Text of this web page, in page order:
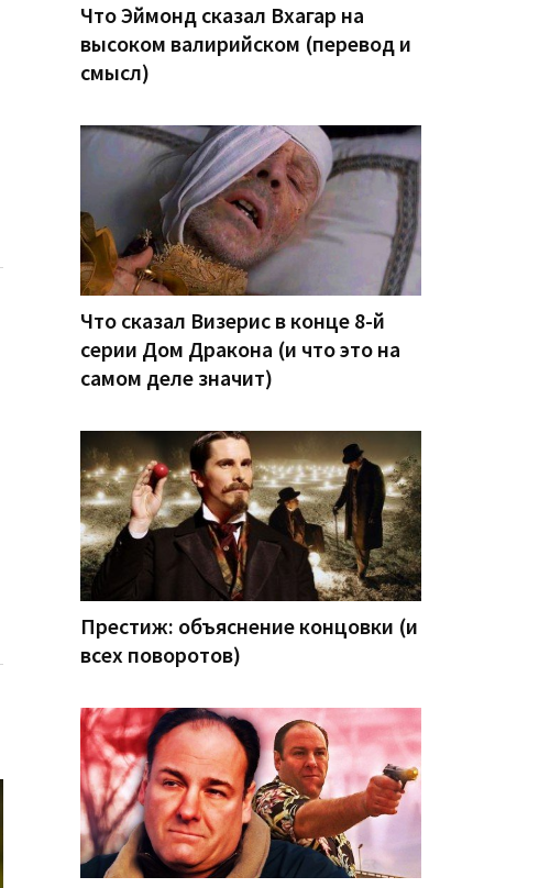
Что Эймонд сказал Вхагар на
высоком валирийском (перевод и
смысл)
Что сказал Визерис в конце 8-й
серии Дом Дракона (и что это на
самом деле значит)
Престиж: объяснение концовки (и
всех поворотов)